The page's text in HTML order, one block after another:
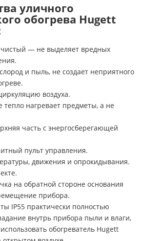
уличного
обогрева Hugett
чистый — не выделяет вредных
и пыль, не создает неприятного
воздуха.
тепло нагревает предметы, а не
часть с энергосберегающей
пульт управления.
движения и опрокидывания.
на обратной стороне основания
прибора.
IP55 практически полностью
внутрь прибора пыли и влаги,
обогреватель Hugett